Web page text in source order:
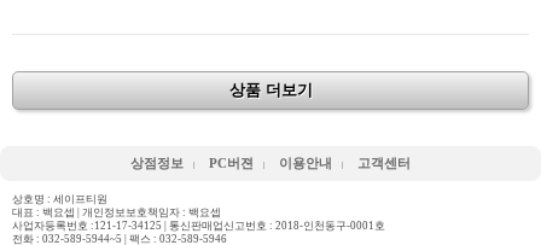
상품 더보기
상점정보 PC버젼 이용안내 고객센터
상호명 : 세이프티원
대표 : 백요셉 | 개인정보보호책임자 : 백요셉
사업자등록번호 :121-17-34125 | 통신판매업신고번호 : 2018-인천동구-0001호
전화 : 032-589-5944~5 | 팩스 : 032-589-5946